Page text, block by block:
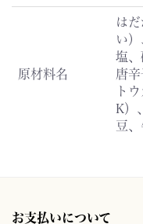
原材料名
は
い
塩、
唐
ト
K）
豆
お支払いについて